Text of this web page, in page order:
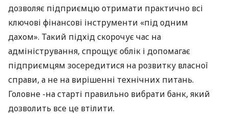
дозволяє підприємцю отримати практично всі
ключові фінансові інструменти «під одним
дахом». Такий підхід скорочує час на
адміністрування, спрощує облік і допомагає
підприємцям зосередитися на розвитку власної
справи, а не на вирішенні технічних питань.
Головне -на старті правильно вибрати банк, який
дозволить все це втілити.